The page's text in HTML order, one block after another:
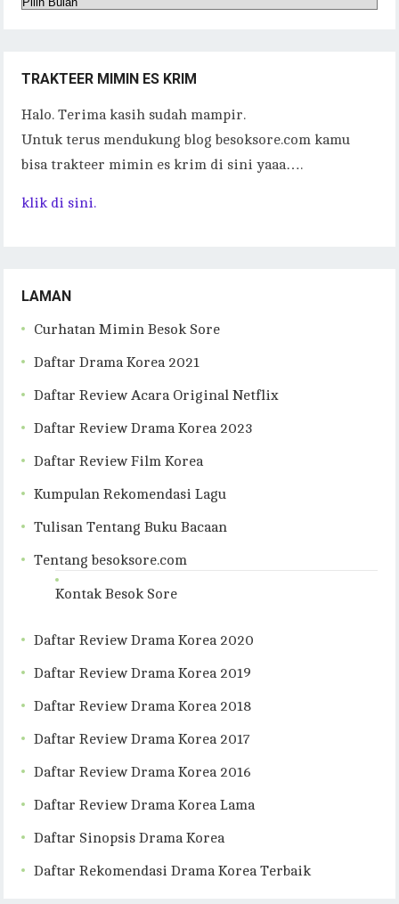
TRAKTEER MIMIN ES KRIM
Halo. Terima kasih sudah mampir.
Untuk terus mendukung blog besoksore.com kamu
bisa trakteer mimin es krim di sini yaaa….
klik di sini.
LAMAN
Curhatan Mimin Besok Sore
Daftar Drama Korea 2021
Daftar Review Acara Original Netflix
Daftar Review Drama Korea 2023
Daftar Review Film Korea
Kumpulan Rekomendasi Lagu
Tulisan Tentang Buku Bacaan
Tentang besoksore.com
Kontak Besok Sore
Daftar Review Drama Korea 2020
Daftar Review Drama Korea 2019
Daftar Review Drama Korea 2018
Daftar Review Drama Korea 2017
Daftar Review Drama Korea 2016
Daftar Review Drama Korea Lama
Daftar Sinopsis Drama Korea
Daftar Rekomendasi Drama Korea Terbaik